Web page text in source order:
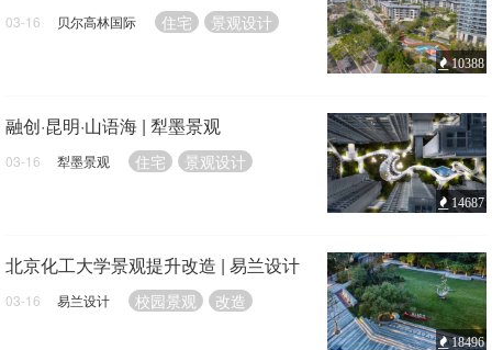
03-16 贝尔高林国际 住宅 景观设计
10388
融创·昆明·山语海 | 犁墨景观
03-16 犁墨景观 住宅 景观设计
14687
北京化工大学景观提升改造 | 易兰设计
03-16 易兰设计 校园景观 改造
18496